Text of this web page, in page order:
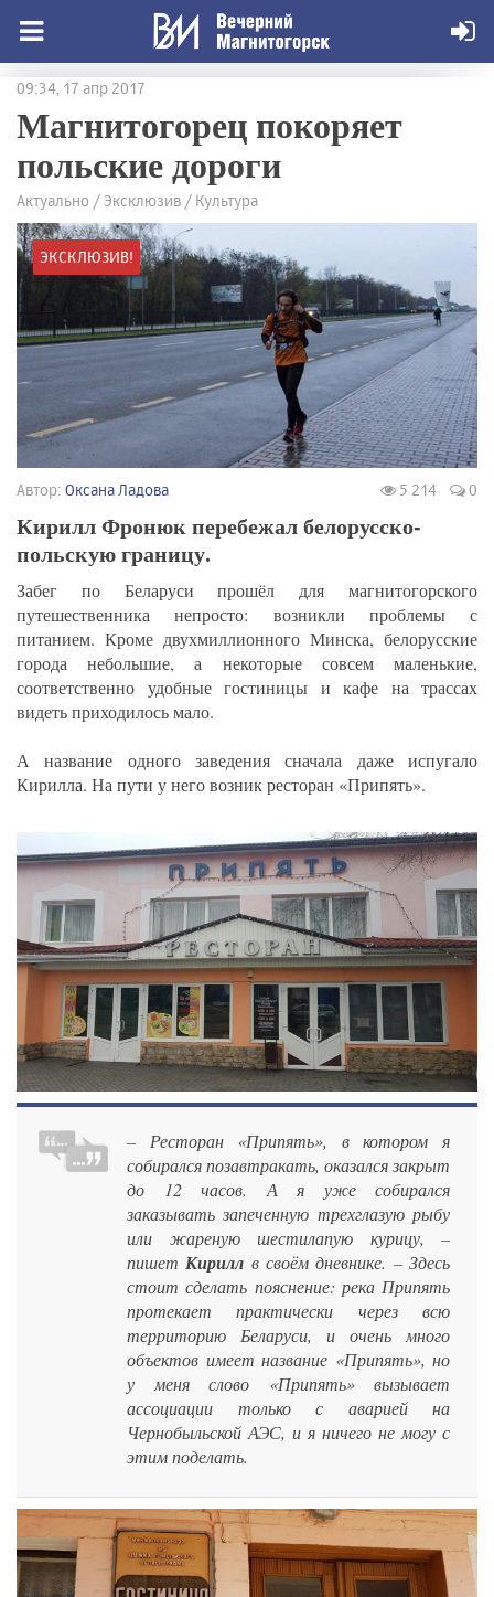
09:34, 17 апр 2017
Магнитогорец покоряет
польские дороги
Актуально / Эксклюзив / Культура
ЭКСКЛЮЗИВ!
Автор: Оксана Ладова 5 214 0
Кирилл Фронюк перебежал белорусско-
польскую границу.
Забег по Беларуси прошёл для магнитогорского
путешественника непросто: возникли проблемы с
питанием. Кроме двухмиллионного Минска, белорусские
города небольшие, а некоторые совсем маленькие,
соответственно удобные гостиницы и кафе на трассах
видеть приходилось мало.
А название одного заведения сначала даже испугало
Кирилла. На пути у него возник ресторан «Припять».
– Ресторан «Припять», в котором я
собирался позавтракать, оказался закрыт
до 12 часов. А я уже собирался
заказывать запеченную трехглазую рыбу
или жареную шестилапую курицу, –
пишет Кирилл в своём дневнике. – Здесь
стоит сделать пояснение: река Припять
протекает практически через всю
территорию Беларуси, и очень много
объектов имеет название «Припять», но
у меня слово «Припять» вызывает
ассоциации только с аварией на
Чернобыльской АЭС, и я ничего не могу с
этим поделать.